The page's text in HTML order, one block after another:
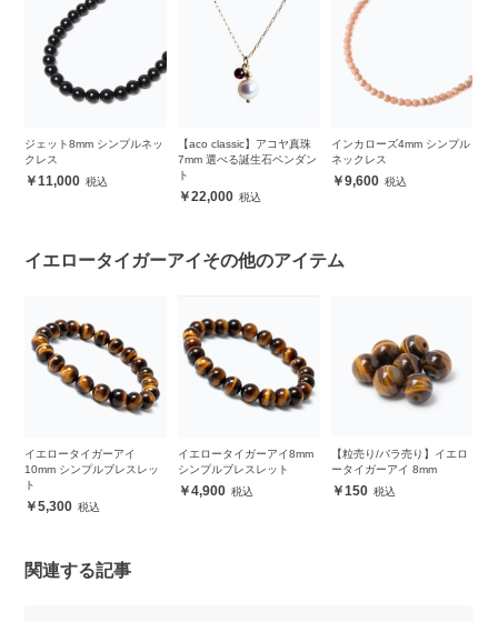
ジェット8mm シンプルネッ
クレス
11,000
【aco classic】アコヤ真珠
7mm 選べる誕生石ペンダン
ト
22,000
インカローズ4mm シンプル
ネックレス
9,600
イエロータイガーアイその他のアイテム
イエロータイガーアイ
10mm シンプルブレスレッ
ト
5,300
イエロータイガーアイ8mm
シンプルブレスレット
4,900
【粒売り/バラ売り】イエロ
ータイガーアイ 8mm
150
関連する記事